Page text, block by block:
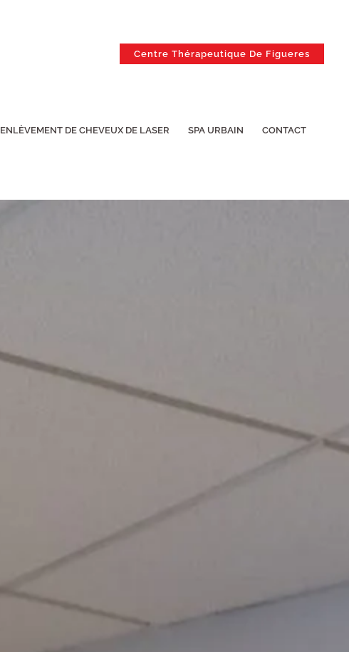
Centre Thérapeutique De Figueres
ENLÈVEMENT DE CHEVEUX DE LASER SPA URBAIN CONTACT